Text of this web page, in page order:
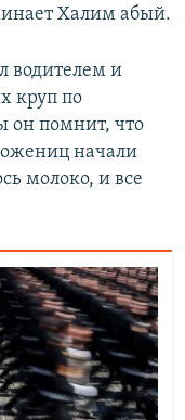
Халим абый.
водителем и
круп по
он помнит, что
начали
молоко, и все